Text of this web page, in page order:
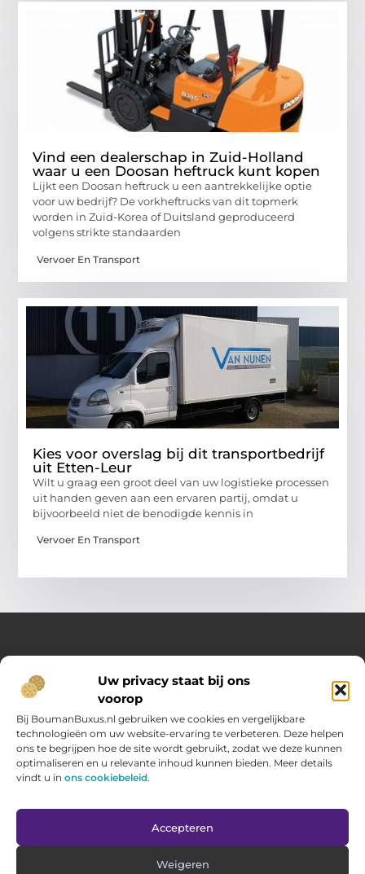
Uw privacy staat bij ons
voorop
Bij BoumanBuxus.nl gebruiken we cookies en vergelijkbare
technologieën om uw website-ervaring te verbeteren. Deze helpen
ons te begrijpen hoe de site wordt gebruikt, zodat we deze kunnen
optimaliseren en u relevante inhoud kunnen bieden. Meer details
vindt u in ons cookiebeleid.
Accepteren
Weigeren
Vind een dealerschap in Zuid-Holland
waar u een Doosan heftruck kunt kopen
Lijkt een Doosan heftruck u een aantrekkelijke optie
voor uw bedrijf? De vorkheftrucks van dit topmerk
worden in Zuid-Korea of Duitsland geproduceerd
volgens strikte standaarden
Vervoer En Transport
Kies voor overslag bij dit transportbedrijf
uit Etten-Leur
Wilt u graag een groot deel van uw logistieke processen
uit handen geven aan een ervaren partij, omdat u
bijvoorbeeld niet de benodigde kennis in
Vervoer En Transport
Over Opelweb
Jouw startpunt voor handige tips en inspirerende artikelen
Op Opelweb.nl vind je een gevarieerd aanbod aan blogs en
content die je helpen meer uit je dag te halen – van nuttige
adviezen tot verrassende inzichten voor in het dagelijks leven.
Main Links
Bericht categorie